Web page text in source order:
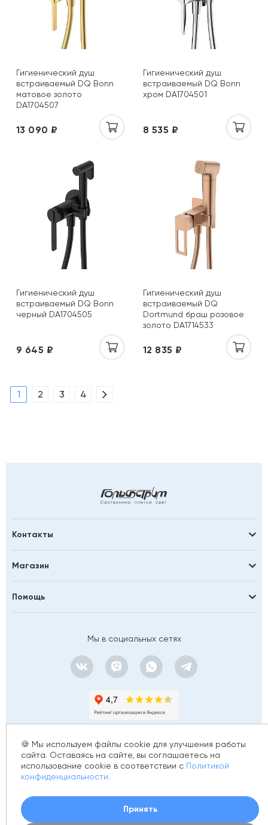
Гигиенический душ
встраиваемый DQ Bonn
матовое золото
DA1704507
13 090 ₽
Гигиенический душ
встраиваемый DQ Bonn
хром DA1704501
8 535 ₽
Гигиенический душ
встраиваемый DQ Bonn
черный DA1704505
9 645 ₽
Гигиенический душ
встраиваемый DQ
Dortmund браш розовое
золото DA1714533
12 835 ₽
1 2 3 4
Контакты
Магазин
Помощь
Мы в социальных сетях
© 2012 - 2026 golfstim.ru
ОГРН 304370234902057
🍪 Мы используем файлы cookie для улучшения работы
сайта. Оставаясь на сайте, вы соглашаетесь на
использование cookie в соответствии с Политикой
конфиденциальности.
Принять